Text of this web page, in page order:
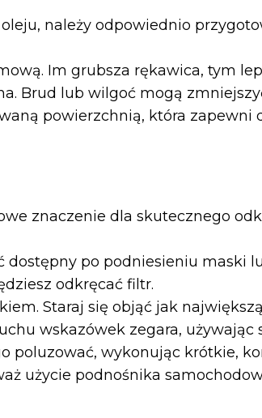
należy odpowiednio
Im grubsza rękawica, tym
Brud lub wilgoć mogą
powierzchnią, która zapewni
znaczenie dla skutecznego
dostępny po podniesieniu maski
odkręcać filtr.
Staraj się objąć jak
wskazówek zegara, używając
poluzować, wykonując krótkie,
użycie podnośnika